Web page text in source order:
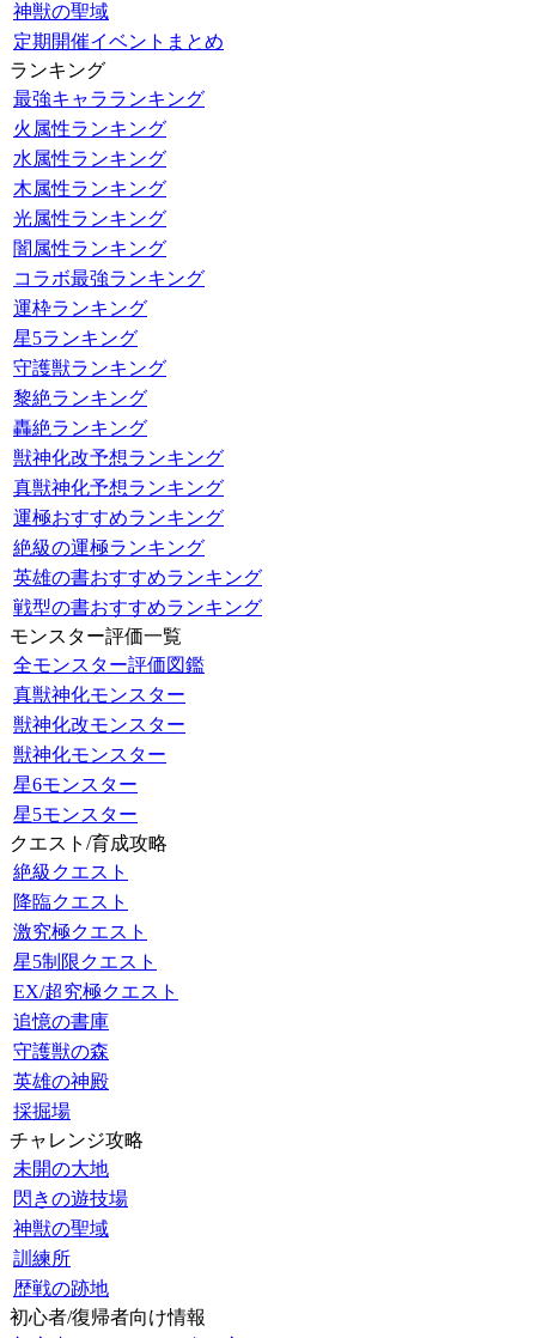
神獣の聖域
定期開催イベントまとめ
ランキング
最強キャラランキング
火属性ランキング
水属性ランキング
木属性ランキング
光属性ランキング
闇属性ランキング
コラボ最強ランキング
運枠ランキング
星5ランキング
守護獣ランキング
黎絶ランキング
轟絶ランキング
獣神化改予想ランキング
真獣神化予想ランキング
運極おすすめランキング
絶級の運極ランキング
英雄の書おすすめランキング
戦型の書おすすめランキング
モンスター評価一覧
全モンスター評価図鑑
真獣神化モンスター
獣神化改モンスター
獣神化モンスター
星6モンスター
星5モンスター
クエスト/育成攻略
絶級クエスト
降臨クエスト
激究極クエスト
星5制限クエスト
EX/超究極クエスト
追憶の書庫
守護獣の森
英雄の神殿
採掘場
チャレンジ攻略
未開の大地
閃きの遊技場
神獣の聖域
訓練所
歴戦の跡地
初心者/復帰者向け情報